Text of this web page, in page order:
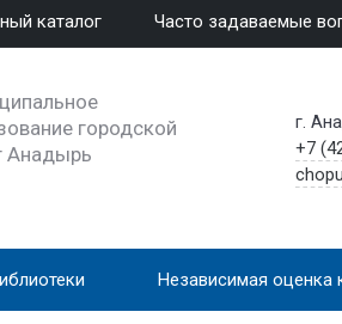
каталог Часто задаваемые
городской
Анадырь
г.
+7
Независимая оценка